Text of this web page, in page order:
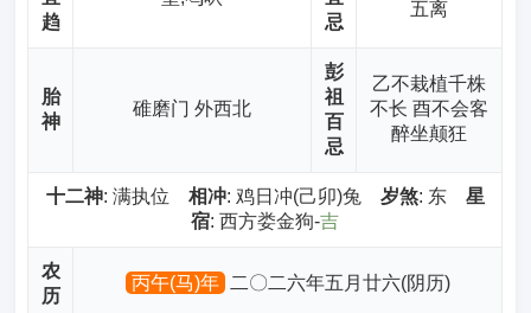
趋
忌
五离
胎
神
碓磨门 外西北
彭
祖
百
忌
乙不栽植千株
不长 酉不会客
醉坐颠狂
十二神: 满执位 相冲: 鸡日冲(己卯)兔 岁煞: 东 星
宿: 西方娄金狗-吉
农
历
丙午(马)年 二〇二六年五月廿六(阴历)